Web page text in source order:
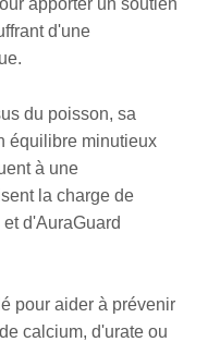
apporter un soutien
d'une
du poisson, sa
équilibre minutieux
à une
la charge de
d'AuraGuard
pour aider à prévenir
calcium, d'urate ou